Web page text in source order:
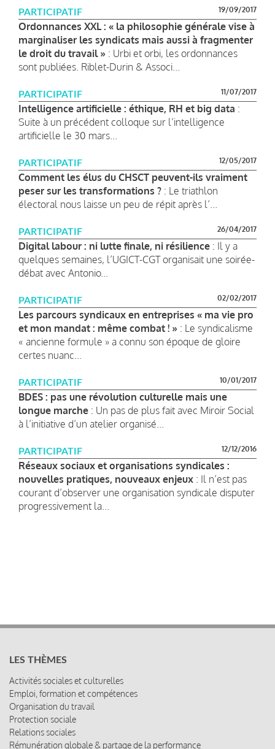
PARTICIPATIF 19/09/2017
Ordonnances XXL : « la philosophie générale vise à
marginaliser les syndicats mais aussi à fragmenter
le droit du travail » : Urbi et orbi, les ordonnances
sont publiées. Riblet-Durin & Associ...
PARTICIPATIF 11/07/2017
Intelligence artificielle : éthique, RH et big data :
Suite à un précédent colloque sur l’intelligence
artificielle le 30 mars...
PARTICIPATIF 12/05/2017
Comment les élus du CHSCT peuvent-ils vraiment
peser sur les transformations ? : Le triathlon
électoral nous laisse un peu de répit après l’...
PARTICIPATIF 26/04/2017
Digital labour : ni lutte finale, ni résilience : Il y a
quelques semaines, l’UGICT-CGT organisait une soirée-
débat avec Antonio...
PARTICIPATIF 02/02/2017
Les parcours syndicaux en entreprises « ma vie pro
et mon mandat : même combat ! » : Le syndicalisme
« ancienne formule » a connu son époque de gloire
certes nuanc...
PARTICIPATIF 10/01/2017
BDES : pas une révolution culturelle mais une
longue marche : Un pas de plus fait avec Miroir Social
à l’initiative d’un atelier organisé...
PARTICIPATIF 12/12/2016
Réseaux sociaux et organisations syndicales :
nouvelles pratiques, nouveaux enjeux : Il n’est pas
courant d’observer une organisation syndicale disputer
progressivement la...
LES THÈMES
Activités sociales et culturelles
Emploi, formation et compétences
Organisation du travail
Protection sociale
Relations sociales
Rémunération globale & partage de la performance